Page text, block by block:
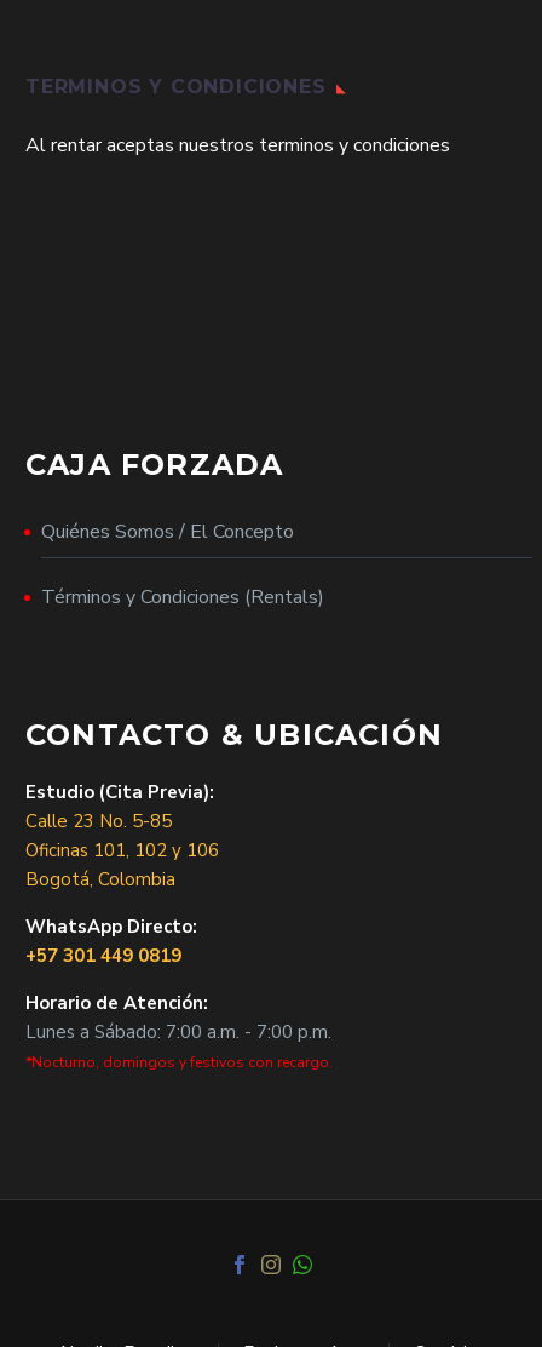
TERMINOS Y CONDICIONES
Al rentar aceptas nuestros terminos y condiciones
CAJA FORZADA
Quiénes Somos / El Concepto
Términos y Condiciones (Rentals)
CONTACTO & UBICACIÓN
Estudio (Cita Previa):
Calle 23 No. 5-85
Oficinas 101, 102 y 106
Bogotá, Colombia
WhatsApp Directo:
+57 301 449 0819
Horario de Atención:
Lunes a Sábado: 7:00 a.m. - 7:00 p.m.
*Nocturno, domingos y festivos con recargo.